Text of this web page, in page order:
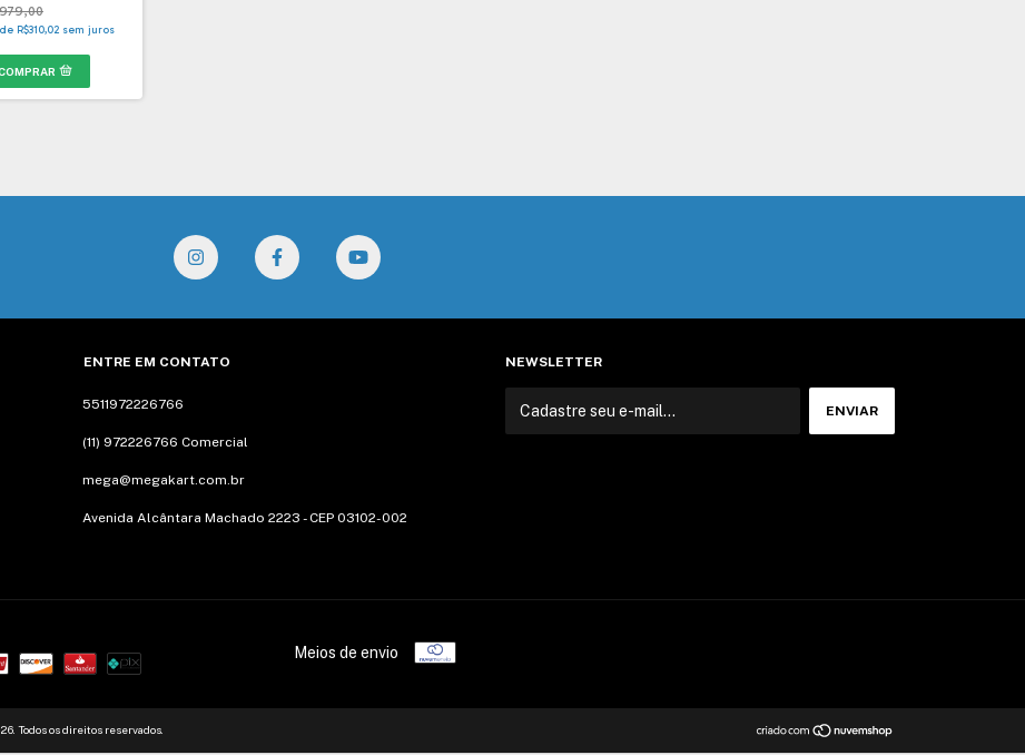
de R$310,02 sem juros
ENTRE EM CONTATO
5511972226766
(11) 972226766 Comercial
mega@megakart.com.br
Avenida Alcântara Machado 2223 - CEP 03102-002
NEWSLETTER
Meios de envio
Todos os direitos reservados.